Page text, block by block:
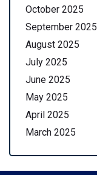
October 2025
September 2025
August 2025
July 2025
June 2025
May 2025
April 2025
March 2025